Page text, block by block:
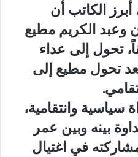
الكاتب أن
وعبد الكريم مطيع
تحول إلى عداء
تحول مطيع إلى
سياسية وانتقامية،
بينه وبين عمر
في اغتيال